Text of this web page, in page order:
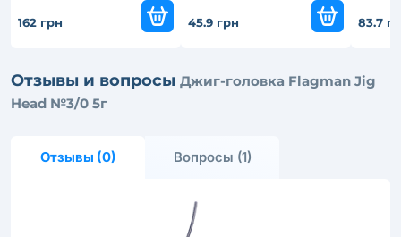
162 грн 45.9 грн 83.7
Отзывы и вопросы Джиг-головка Flagman Jig
Head №3/0 5г
Отзывы (0) Вопросы (1)